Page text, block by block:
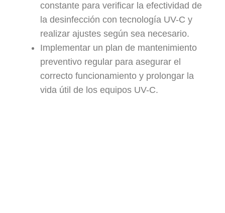
constante para verificar la efectividad de
la desinfección con tecnología UV-C y
realizar ajustes según sea necesario.
Implementar un plan de mantenimiento
preventivo regular para asegurar el
correcto funcionamiento y prolongar la
vida útil de los equipos UV-C.